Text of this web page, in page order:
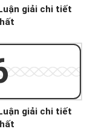
giải chi tiết
giải chi tiết